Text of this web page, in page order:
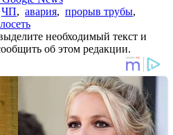
ЧП, авария, прорыв трубы,
необходимый текст и
об этом редакции.